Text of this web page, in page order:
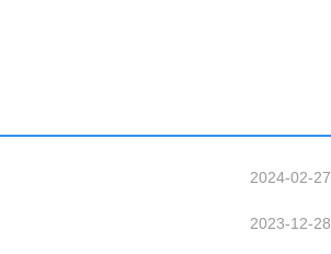
2024-02-27
2023-12-28